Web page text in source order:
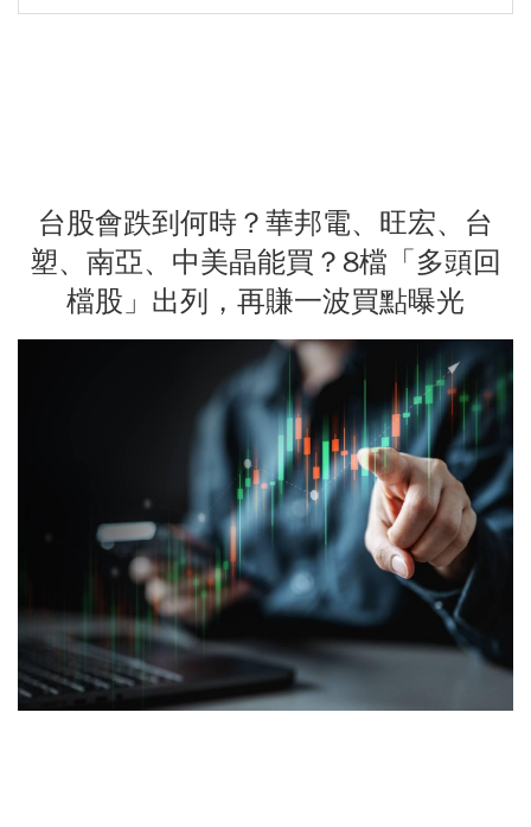
台股會跌到何時？華邦電、旺宏、台
塑、南亞、中美晶能買？8檔「多頭回
檔股」出列，再賺一波買點曝光